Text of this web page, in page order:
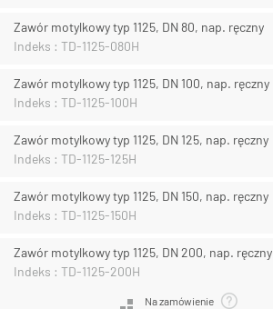
Zawór motylkowy typ 1125, DN 80, nap. ręczny
Indeks : TD-1125-080H
Zawór motylkowy typ 1125, DN 100, nap. ręczny
Indeks : TD-1125-100H
Zawór motylkowy typ 1125, DN 125, nap. ręczny
Indeks : TD-1125-125H
Zawór motylkowy typ 1125, DN 150, nap. ręczny
Indeks : TD-1125-150H
Zawór motylkowy typ 1125, DN 200, nap. ręczny
Indeks : TD-1125-200H
Na zamówienie